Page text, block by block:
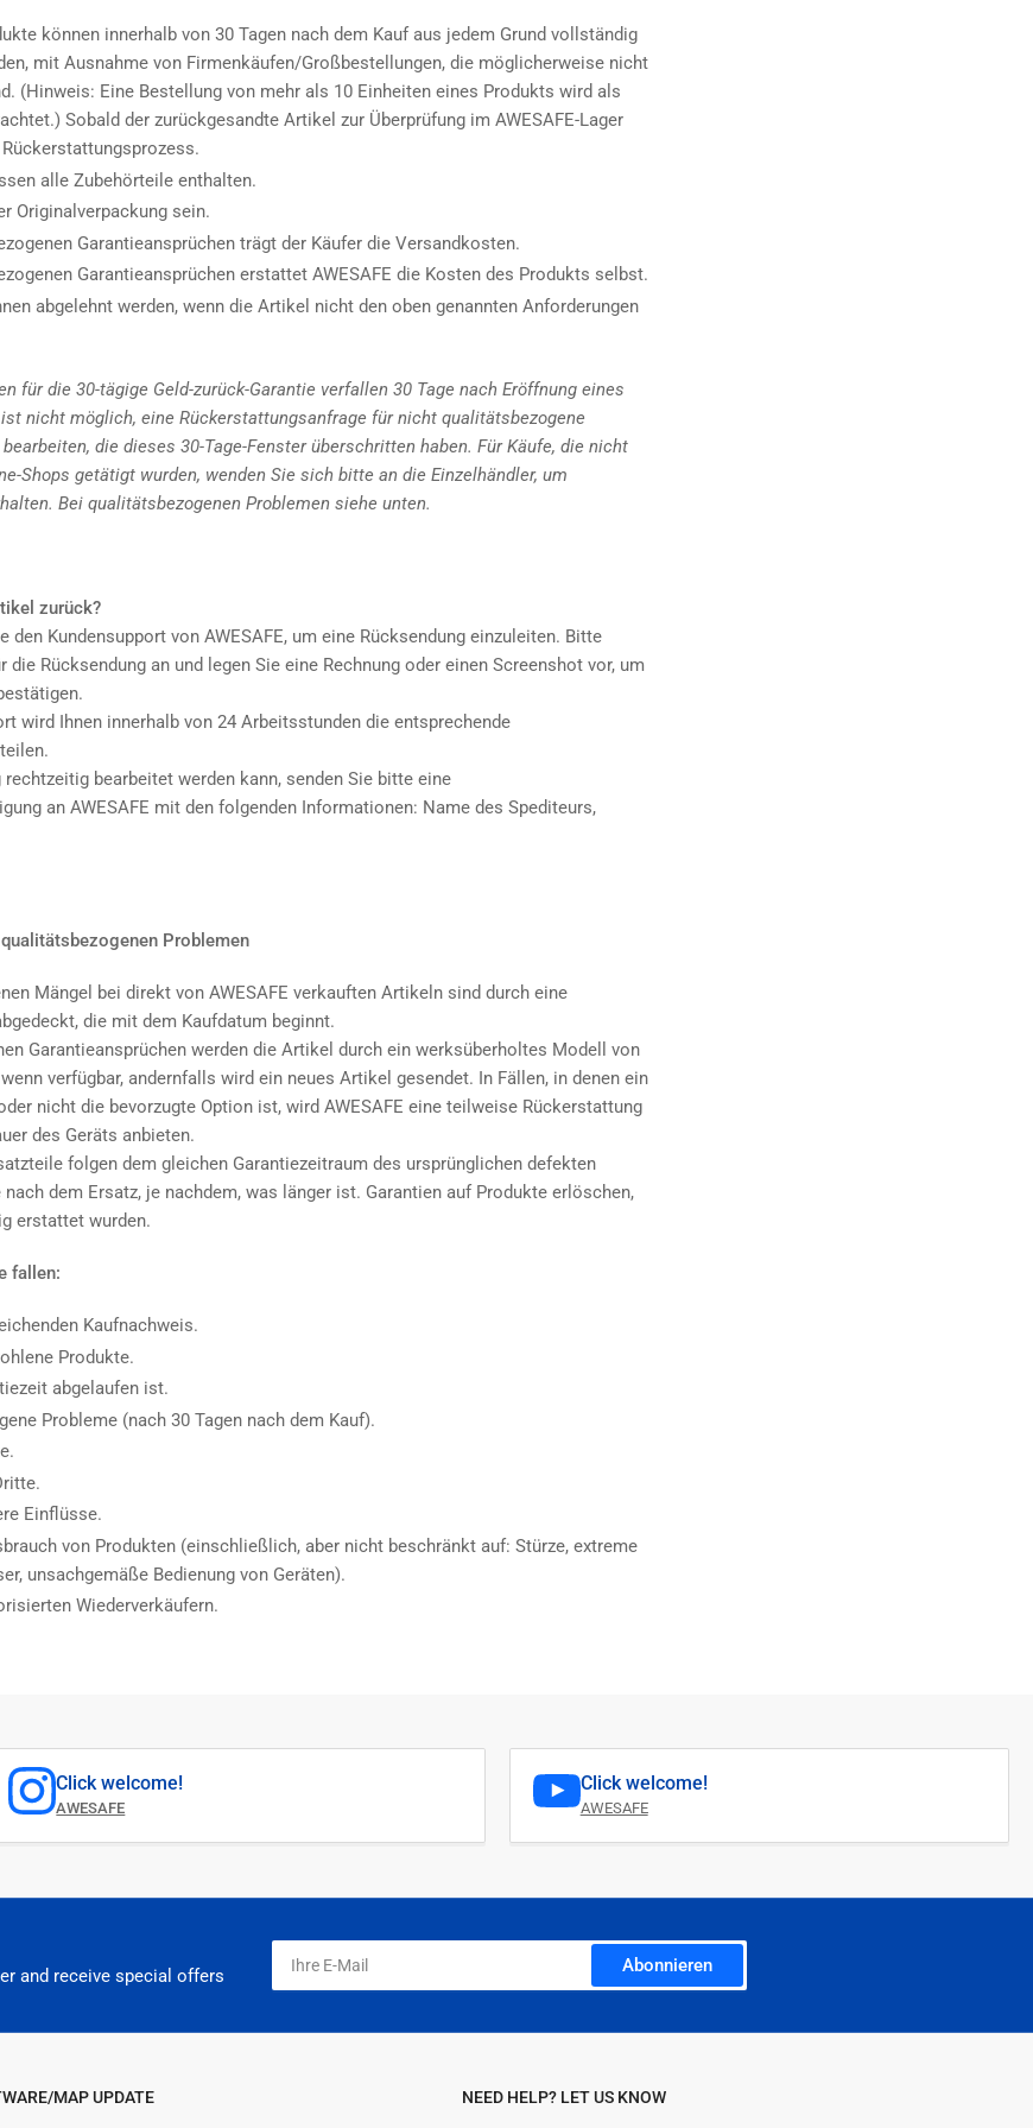
können innerhalb von 30 Tagen nach dem Kauf aus jedem Grund vollständig
mit Ausnahme von Firmenkäufen/Großbestellungen, die möglicherweise nicht
(Hinweis: Eine Bestellung von mehr als 10 Einheiten eines Produkts wird als
Sobald der zurückgesandte Artikel zur Überprüfung im AWESAFE-Lager
alle Zubehörteile enthalten.
Originalverpackung sein.
Garantieansprüchen trägt der Käufer die Versandkosten.
Garantieansprüchen erstattet AWESAFE die Kosten des Produkts selbst.
abgelehnt werden, wenn die Artikel nicht den oben genannten Anforderungen
für die 30-tägige Geld-zurück-Garantie verfallen 30 Tage nach Eröffnung eines
nicht möglich, eine Rückerstattungsanfrage für nicht qualitätsbezogene
die dieses 30-Tage-Fenster überschritten haben. Für Käufe, die nicht
Shops getätigt wurden, wenden Sie sich bitte an die Einzelhändler, um
Bei qualitätsbezogenen Problemen siehe unten.
zurück?
den Kundensupport von AWESAFE, um eine Rücksendung einzuleiten. Bitte
die Rücksendung an und legen Sie eine Rechnung oder einen Screenshot vor, um
wird Ihnen innerhalb von 24 Arbeitsstunden die entsprechende
bearbeitet werden kann, senden Sie bitte eine
an AWESAFE mit den folgenden Informationen: Name des Spediteurs,
Problemen
Mängel bei direkt von AWESAFE verkauften Artikeln sind durch eine
die mit dem Kaufdatum beginnt.
Garantieansprüchen werden die Artikel durch ein werksüberholtes Modell von
verfügbar, andernfalls wird ein neues Artikel gesendet. In Fällen, in denen ein
nicht die bevorzugte Option ist, wird AWESAFE eine teilweise Rückerstattung
des Geräts anbieten.
folgen dem gleichen Garantiezeitraum des ursprünglichen defekten
dem Ersatz, je nachdem, was länger ist. Garantien auf Produkte erlöschen,
erstattet wurden.
fallen:
Kaufnachweis.
Produkte.
abgelaufen ist.
Probleme (nach 30 Tagen nach dem Kauf).
Einflüsse.
von Produkten (einschließlich, aber nicht beschränkt auf: Stürze, extreme
unsachgemäße Bedienung von Geräten).
Wiederverkäufern.
Click welcome!
AWESAFE
Click welcome!
AWESAFE
and receive special offers
Ihre
Mail
Abonnieren
MAP UPDATE NEED HELP? LET US KNOW